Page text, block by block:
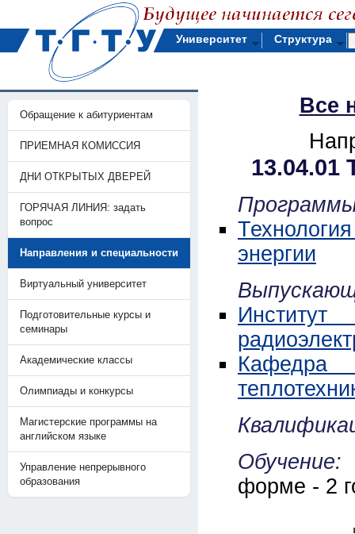
Университет Структура
Обращение к абитуриентам
ПРИЕМНАЯ КОМИССИЯ
ДНИ ОТКРЫТЫХ ДВЕРЕЙ
ГОРЯЧАЯ ЛИНИЯ: задать
вопрос
Направления и специальности
Виртуальный университет
Подготовительные курсы и
семинары
Академические классы
Олимпиады и конкурсы
Магистерские программы на
английском языке
Управление непрерывного
образования
Все
13.04.01
энергии
Кафедра
Обучение:
форме - 2